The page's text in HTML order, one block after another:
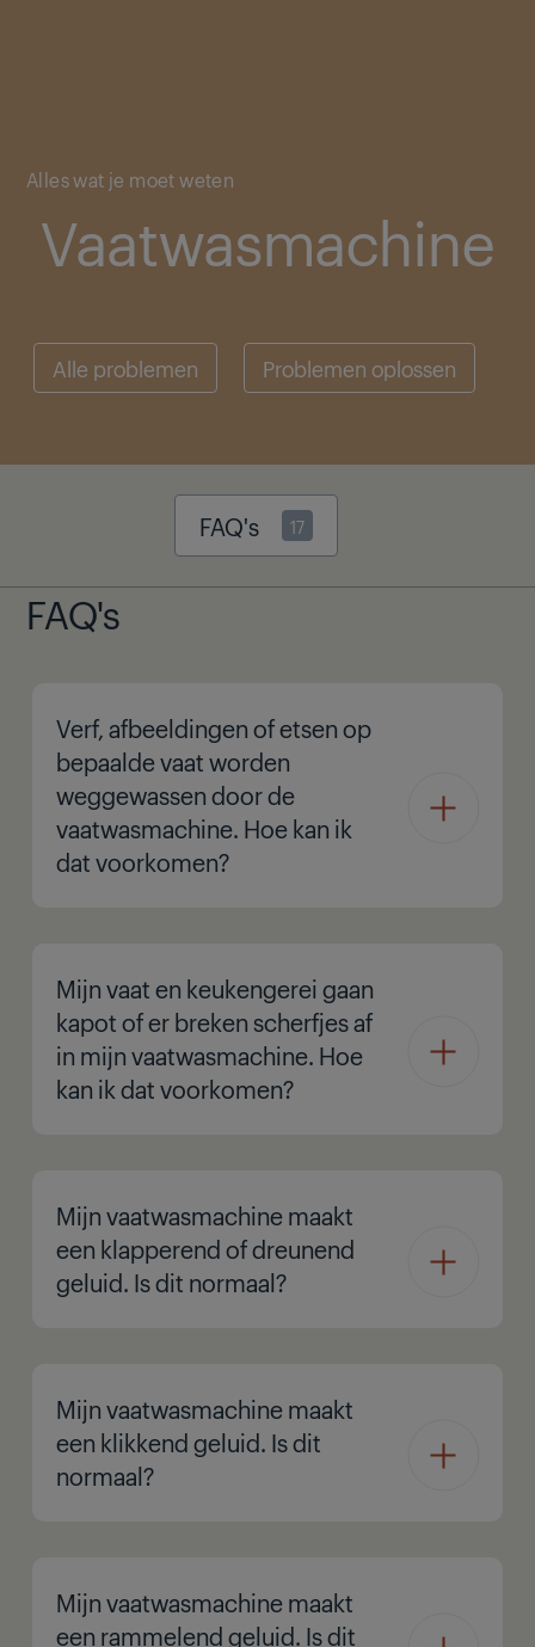
Alles wat je moet weten
Vaatwasmachine
Alle problemen Problemen oplossen
FAQ's 17
FAQ's
Verf, afbeeldingen of etsen op
bepaalde vaat worden
weggewassen door de
vaatwasmachine. Hoe kan ik
dat voorkomen?
Mijn vaat en keukengerei gaan
kapot of er breken scherfjes af
in mijn vaatwasmachine. Hoe
kan ik dat voorkomen?
Mijn vaatwasmachine maakt
een klapperend of dreunend
geluid. Is dit normaal?
Mijn vaatwasmachine maakt
een klikkend geluid. Is dit
normaal?
Mijn vaatwasmachine maakt
een rammelend geluid. Is dit